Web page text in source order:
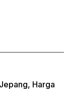
Harga